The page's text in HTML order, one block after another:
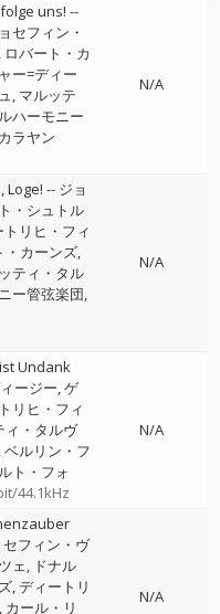
uns! --
セフィン・
ロバート・カ
ー=ディー
マルッテ
ハーモニー
ラヤン
N/A
Loge! -- ジョ
・シュトル
リヒ・フィ
・カーンズ
ティ・タル
ー管弦楽団
N/A
Undank
ージー ゲ
リヒ・フィ
ィ・タルヴ
ベルリン・フ
ト・フォ
44.1kHz
N/A
セフィン・ヴ
ェ
ドナル
ディートリ
カール・リ
N/A